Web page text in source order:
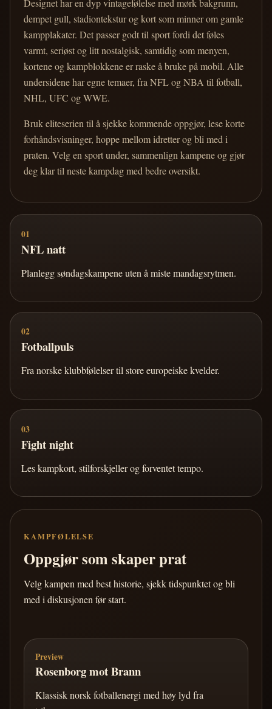
Designet har en dyp vintagefølelse med mørk bakgrunn,
dempet gull, stadiontekstur og kort som minner om gamle
kampplakater. Det passer godt til sport fordi det føles
varmt, seriøst og litt nostalgisk, samtidig som menyen,
kortene og kampblokkene er raske å bruke på mobil. Alle
undersidene har egne temaer, fra NFL og NBA til fotball,
NHL, UFC og WWE.
Bruk eliteserien til å sjekke kommende oppgjør, lese korte
forhåndsvisninger, hoppe mellom idretter og bli med i
praten. Velg en sport under, sammenlign kampene og gjør
deg klar til neste kampdag med bedre oversikt.
01
NFL natt
Planlegg søndagskampene uten å miste mandagsrytmen.
02
Fotballpuls
Fra norske klubbfølelser til store europeiske kvelder.
03
Fight night
Les kampkort, stilforskjeller og forventet tempo.
KAMPFØLELSE
Oppgjør som skaper prat
Velg kampen med best historie, sjekk tidspunktet og bli
med i diskusjonen før start.
Preview
Rosenborg mot Brann
Klassisk norsk fotballenergi med høy lyd fra